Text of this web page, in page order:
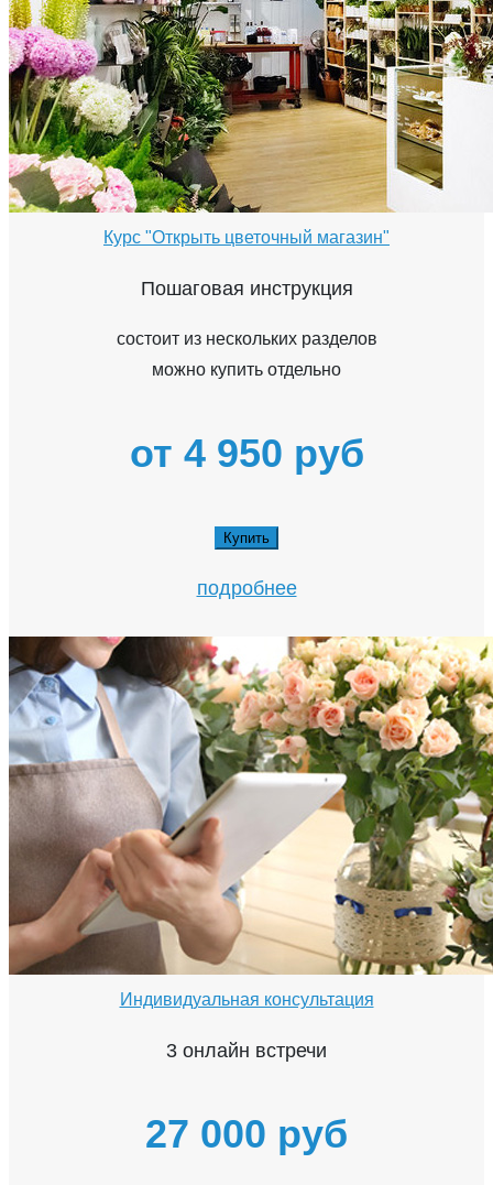
Курс "Открыть цветочный магазин"
Пошаговая инструкция
состоит из нескольких разделов
можно купить отдельно
от 4 950 руб
Купить
подробнее
Индивидуальная консультация
3 онлайн встречи
27 000 руб